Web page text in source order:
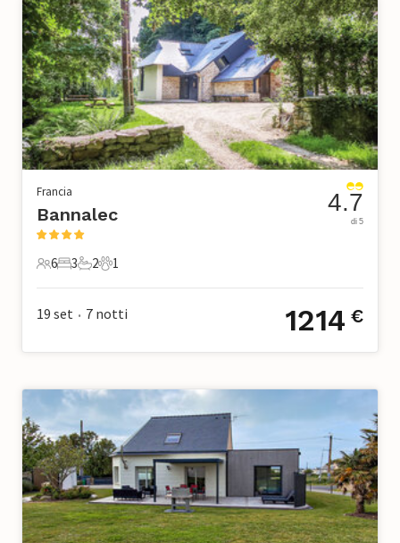
Francia
Bannalec
6 Ospiti
6
3 Camere da letto
3
2 Bagni
2
1 Animale domestico
1
4.7
di 5
19 set • 7 notti 1214 €